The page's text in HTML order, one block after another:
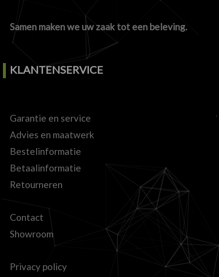
Samen maken we uw zaak tot een beleving.
KLANTENSERVICE
Garantie en service
Advies en maatwerk
Bestelinformatie
Betaalinformatie
Retourneren
Contact
Showroom
Privacy policy